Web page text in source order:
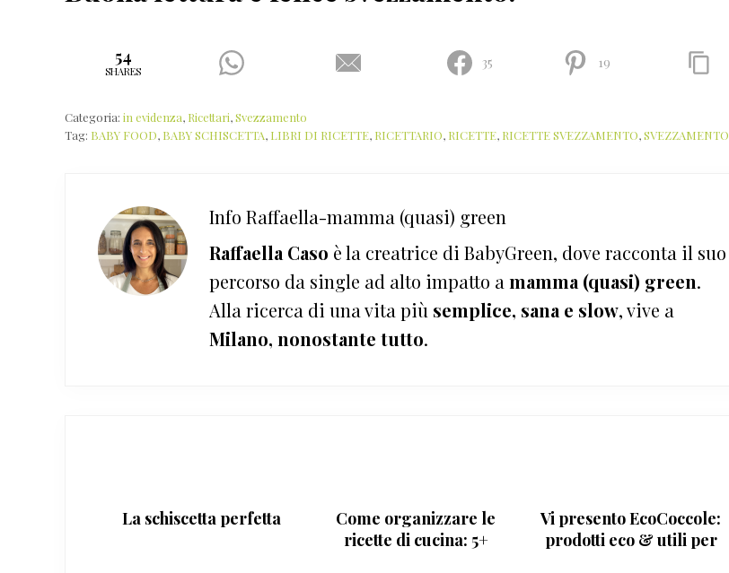
54
SHARES
35 19
Categoria: in evidenza, Ricettari,Svezzamento
Tag: BABY FOOD, BABY SCHISCETTA, LIBRI DI RICETTE, RICETTARIO, RICETTE, RICETTE SVEZZAMENTO,SVEZZAMENTO
Info Raffaella-mamma (quasi) green
Raffaella Caso è la creatrice di BabyGreen, dove racconta il suo
percorso da single ad alto impatto a mamma (quasi) green.
Alla ricerca di una vita più semplice, sana e slow, vive a
Milano, nonostante tutto.
La schiscetta perfetta
Come organizzare le
ricette di cucina: 5+
Vi presento EcoCoccole:
prodotti eco & utili per